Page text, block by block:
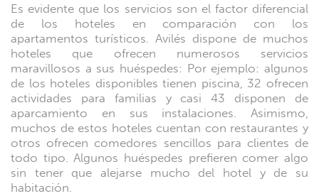
Es evidente que los servicios son el factor diferencial
de los hoteles en comparación con los
apartamentos turísticos. Avilés dispone de muchos
hoteles que ofrecen numerosos servicios
maravillosos a sus huéspedes: Por ejemplo: algunos
de los hoteles disponibles tienen piscina, 32 ofrecen
actividades para familias y casi 43 disponen de
aparcamiento en sus instalaciones. Asimismo,
muchos de estos hoteles cuentan con restaurantes y
otros ofrecen comedores sencillos para clientes de
todo tipo. Algunos huéspedes prefieren comer algo
sin tener que alejarse mucho del hotel y de su
habitación.